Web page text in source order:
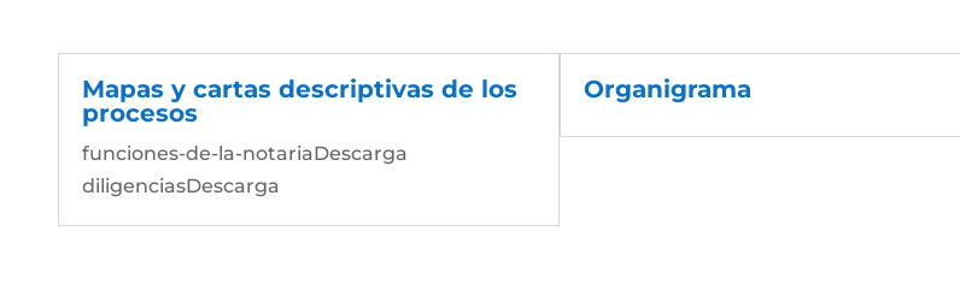
Mapas y cartas descriptivas de los
procesos
funciones-de-la-notariaDescarga
diligenciasDescarga
Organigrama